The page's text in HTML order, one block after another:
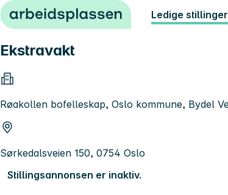
Hopp til innhold Ledige stillinger
Ekstravakt
Røakollen bofelleskap, Oslo kommune, Bydel
Sørkedalsveien 150, 0754 Oslo
Stillingsannonsen er inaktiv.